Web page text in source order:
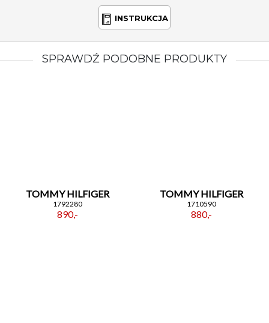
INSTRUKCJA
SPRAWDŹ PODOBNE PRODUKTY
TOMMY HILFIGER
1792280
890,-
TOMMY HILFIGER
1710590
880,-